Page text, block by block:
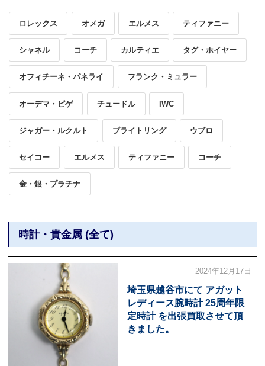
ロレックス オメガ エルメス ティファニー
シャネル コーチ カルティエ タグ・ホイヤー
オフィチーネ・パネライ フランク・ミュラー
オーデマ・ピゲ チュードル IWC
ジャガー・ルクルト ブライトリング ウブロ
セイコー エルメス ティファニー コーチ
金・銀・プラチナ
時計・貴金属 (全て)
2024年12月17日
埼玉県越谷市にて アガット
レディース腕時計 25周年限
定時計 を出張買取させて頂
きました。